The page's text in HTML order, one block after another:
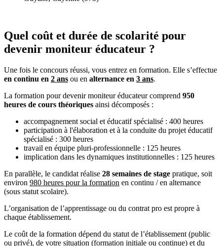
Quel coût et durée de scolarité pour
devenir moniteur éducateur ?
Une fois le concours réussi, vous entrez en formation. Elle s’effectue
en continu en 2 ans ou en alternance en 3 ans.
La formation pour devenir moniteur éducateur comprend 950
heures de cours théoriques ainsi décomposés :
accompagnement social et éducatif spécialisé : 400 heures
participation à l'élaboration et à la conduite du projet éducatif
spécialisé : 300 heures
travail en équipe pluri-professionnelle : 125 heures
implication dans les dynamiques institutionnelles : 125 heures
En parallèle, le candidat réalise 28 semaines de stage pratique, soit
environ 980 heures pour la formation en continu / en alternance
(sous statut scolaire).
L’organisation de l’apprentissage ou du contrat pro est propre à
chaque établissement.
Le coût de la formation dépend du statut de l’établissement (public
ou privé), de votre situation (formation initiale ou continue) et du